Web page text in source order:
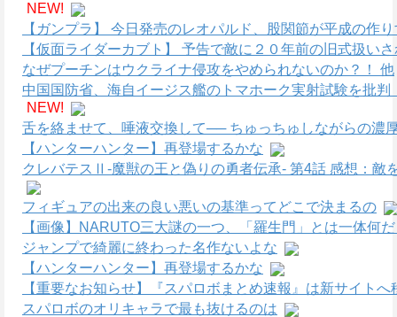
NEW!
【ガンプラ】 今日発売のレオパルド、股関節が平成の作
【仮面ライダーカブト】 予告で敵に２０年前の旧式扱い
なぜプーチンはウクライナ侵攻をやめられないのか？！ 他
中国国防省、海自イージス艦のトマホーク実射試験を批
NEW!
舌を絡ませて、唾液交換して── ちゅっちゅしながらの濃
【ハンターハンター】再登場するかな
クレバテスⅡ-魔獣の王と偽りの勇者伝承- 第4話 感想：敵
フィギュアの出来の良い悪いの基準ってどこで決まるの
【画像】NARUTO三大謎の一つ、「羅生門」とは一体何
ジャンプで綺麗に終わった名作ないよな
【ハンターハンター】再登場するかな
【重要なお知らせ】『スパロボまとめ速報』は新サイトへ
スパロボのオリキャラで最も抜けるのは